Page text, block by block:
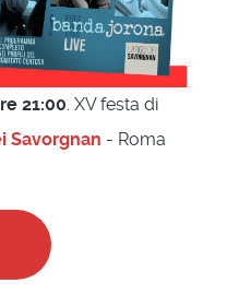
21:00. XV festa di
Savorgnan - Roma